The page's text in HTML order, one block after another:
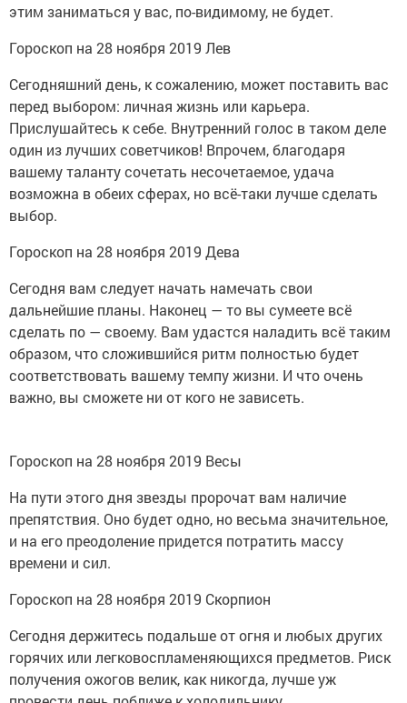
этим заниматься у вас, по-видимому, не будет.
Гороскоп на 28 ноября 2019 Лев
Сегодняшний день, к сожалению, может поставить вас
перед выбором: личная жизнь или карьера.
Прислушайтесь к себе. Внутренний голос в таком деле
один из лучших советчиков! Впрочем, благодаря
вашему таланту сочетать несочетаемое, удача
возможна в обеих сферах, но всё-таки лучше сделать
выбор.
Гороскоп на 28 ноября 2019 Дева
Сегодня вам следует начать намечать свои
дальнейшие планы. Наконец — то вы сумеете всё
сделать по — своему. Вам удастся наладить всё таким
образом, что сложившийся ритм полностью будет
соответствовать вашему темпу жизни. И что очень
важно, вы сможете ни от кого не зависеть.
Гороскоп на 28 ноября 2019 Весы
На пути этого дня звезды пророчат вам наличие
препятствия. Оно будет одно, но весьма значительное,
и на его преодоление придется потратить массу
времени и сил.
Гороскоп на 28 ноября 2019 Скорпион
Сегодня держитесь подальше от огня и любых других
горячих или легковоспламеняющихся предметов. Риск
получения ожогов велик, как никогда, лучше уж